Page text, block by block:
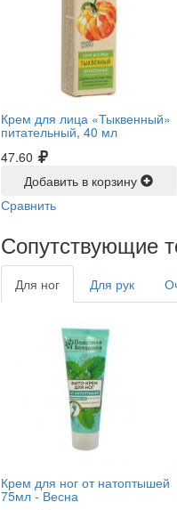
Крем для лица «Тыквенный»
питательный, 40 мл
47.60
Добавить в корзину
Сравнить
Сопутствующие
Для ног Для рук
Крем для ног от натоптышей
75мл -Весна